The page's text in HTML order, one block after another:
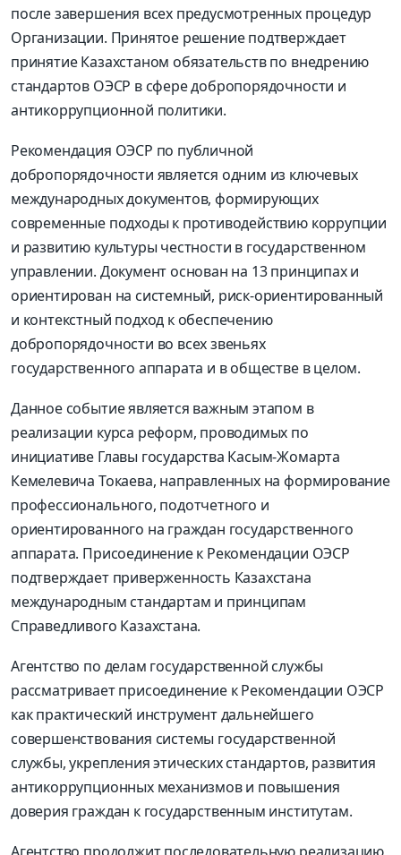
после завершения всех предусмотренных процедур
Организации. Принятое решение подтверждает
принятие Казахстаном обязательств по внедрению
стандартов ОЭСР в сфере добропорядочности и
антикоррупционной политики.
Рекомендация ОЭСР по публичной
добропорядочности является одним из ключевых
международных документов, формирующих
современные подходы к противодействию коррупции
и развитию культуры честности в государственном
управлении. Документ основан на 13 принципах и
ориентирован на системный, риск-ориентированный
и контекстный подход к обеспечению
добропорядочности во всех звеньях
государственного аппарата и в обществе в целом.
Данное событие является важным этапом в
реализации курса реформ, проводимых по
инициативе Главы государства Касым-Жомарта
Кемелевича Токаева, направленных на формирование
профессионального, подотчетного и
ориентированного на граждан государственного
аппарата. Присоединение к Рекомендации ОЭСР
подтверждает приверженность Казахстана
международным стандартам и принципам
Справедливого Казахстана.
Агентство по делам государственной службы
рассматривает присоединение к Рекомендации ОЭСР
как практический инструмент дальнейшего
совершенствования системы государственной
службы, укрепления этических стандартов, развития
антикоррупционных механизмов и повышения
доверия граждан к государственным институтам.